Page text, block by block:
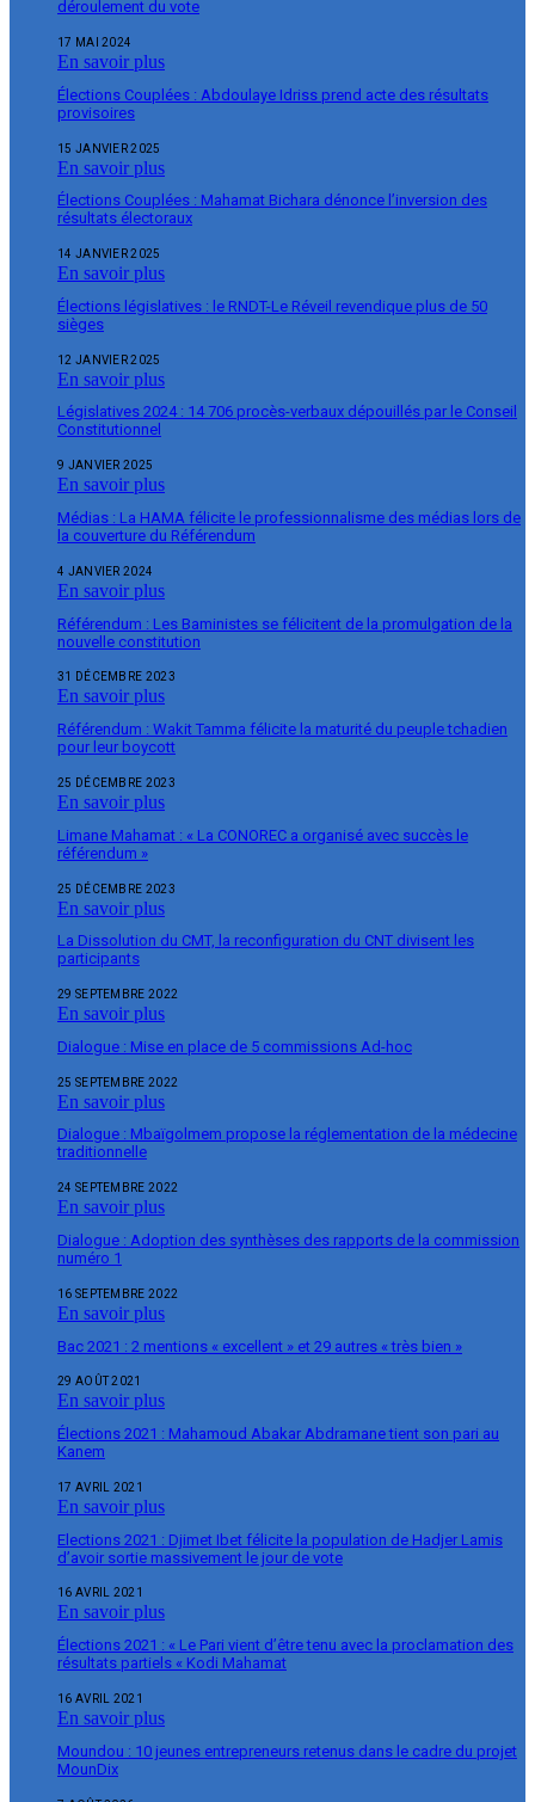
déroulement du vote
17 MAI 2024
En savoir plus
Élections Couplées : Abdoulaye Idriss prend acte des résultats
provisoires
15 JANVIER 2025
En savoir plus
Élections Couplées : Mahamat Bichara dénonce l’inversion des
résultats électoraux
14 JANVIER 2025
En savoir plus
Élections législatives : le RNDT-Le Réveil revendique plus de 50
sièges
12 JANVIER 2025
En savoir plus
Législatives 2024 : 14 706 procès-verbaux dépouillés par le Conseil
Constitutionnel
9 JANVIER 2025
En savoir plus
Médias : La HAMA félicite le professionnalisme des médias lors de
la couverture du Référendum
4 JANVIER 2024
En savoir plus
Référendum : Les Baministes se félicitent de la promulgation de la
nouvelle constitution
31 DÉCEMBRE 2023
En savoir plus
Référendum : Wakit Tamma félicite la maturité du peuple tchadien
pour leur boycott
25 DÉCEMBRE 2023
En savoir plus
Limane Mahamat : « La CONOREC a organisé avec succès le
référendum »
25 DÉCEMBRE 2023
En savoir plus
La Dissolution du CMT, la reconfiguration du CNT divisent les
participants
29 SEPTEMBRE 2022
En savoir plus
Dialogue : Mise en place de 5 commissions Ad-hoc
25 SEPTEMBRE 2022
En savoir plus
Dialogue : Mbaïgolmem propose la réglementation de la médecine
traditionnelle
24 SEPTEMBRE 2022
En savoir plus
Dialogue : Adoption des synthèses des rapports de la commission
numéro 1
16 SEPTEMBRE 2022
En savoir plus
Bac 2021 : 2 mentions « excellent » et 29 autres « très bien »
29 AOÛT 2021
En savoir plus
Élections 2021 : Mahamoud Abakar Abdramane tient son pari au
Kanem
17 AVRIL 2021
En savoir plus
Elections 2021 : Djimet Ibet félicite la population de Hadjer Lamis
d’avoir sortie massivement le jour de vote
16 AVRIL 2021
En savoir plus
Élections 2021 : « Le Pari vient d’être tenu avec la proclamation des
résultats partiels « Kodi Mahamat
16 AVRIL 2021
En savoir plus
Moundou : 10 jeunes entrepreneurs retenus dans le cadre du projet
MounDix